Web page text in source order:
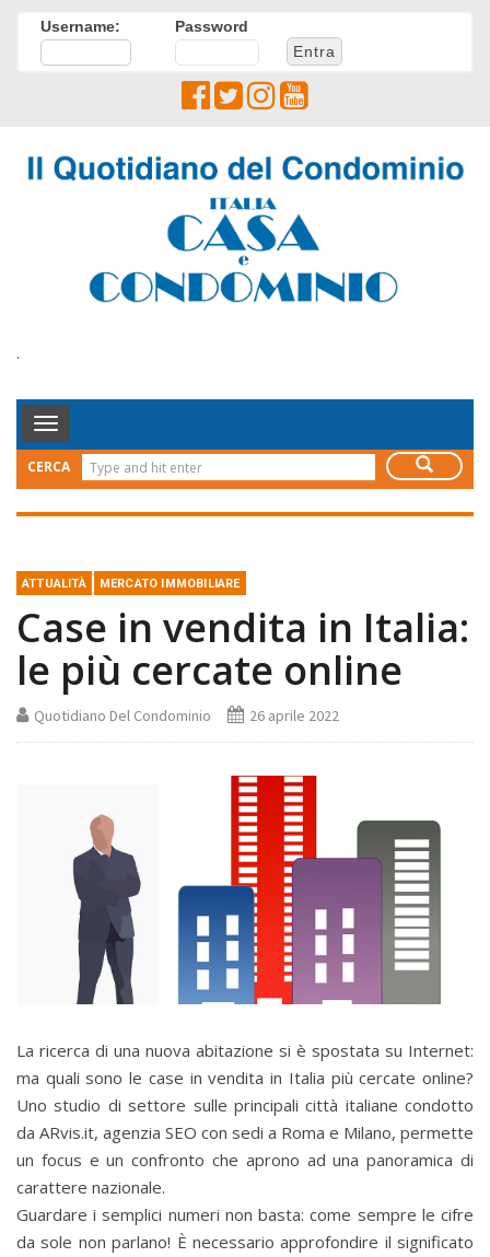
Username: Password
.
Toggle
Navigation
CERCA
ATTUALITÀ MERCATO IMMOBILIARE
Case in vendita in Italia:
le più cercate online
Quotidiano Del Condominio 26 aprile 2022
La ricerca di una nuova abitazione si è spostata su Internet:
ma quali sono le case in vendita in Italia più cercate online?
Uno studio di settore sulle principali città italiane condotto
da ARvis.it, agenzia SEO con sedi a Roma e Milano, permette
un focus e un confronto che aprono ad una panoramica di
carattere nazionale.
Guardare i semplici numeri non basta: come sempre le cifre
da sole non parlano! È necessario approfondire il significato